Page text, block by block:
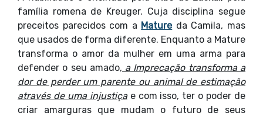
família romena de Kreuger. Cuja disciplina segue
preceitos parecidos com a Matureda Camila, mas
que usados de forma diferente. Enquanto a Mature
transforma o amor da mulher em uma arma para
defender o seu amado, a Imprecação transforma a
dor de perder um parente ou animal de estimação
através de uma injustiçae com isso, ter o poder de
criar amarguras que mudam o futuro de seus